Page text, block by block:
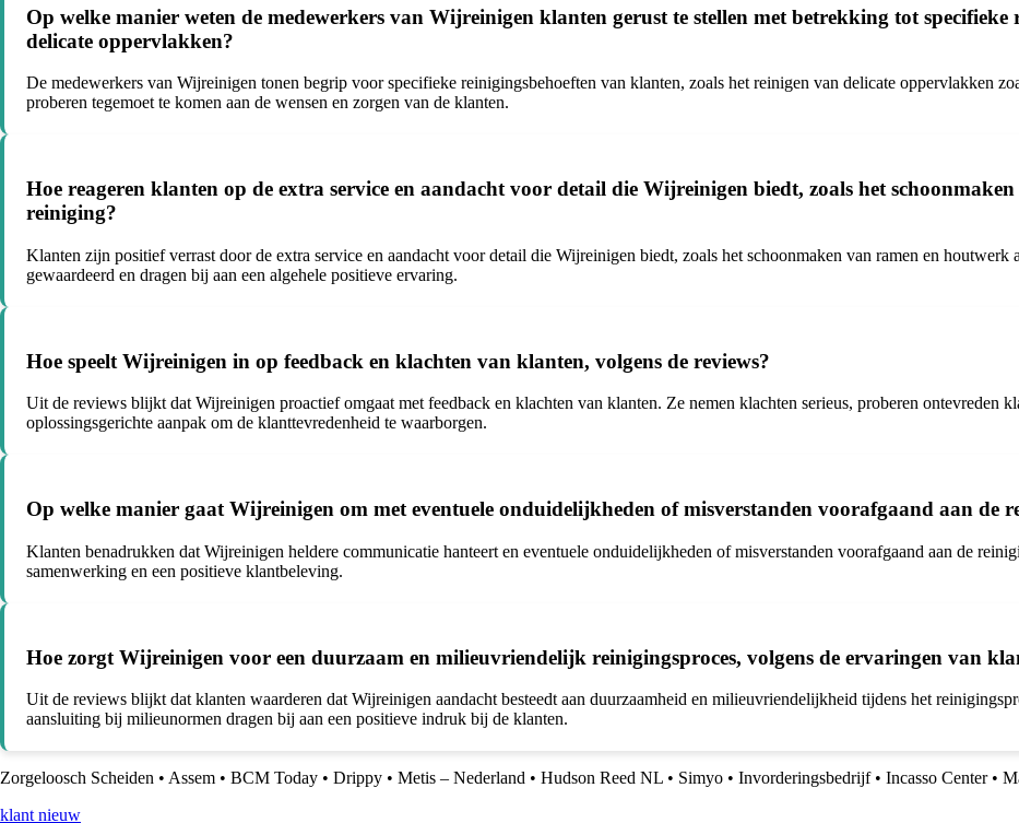
Op welke manier weten de medewerkers van Wijreinigen klanten gerust te stellen met betrekking tot specifieke
delicate oppervlakken?
De medewerkers van Wijreinigen tonen begrip voor specifieke reinigingsbehoeften van klanten, zoals het reinigen van delicate oppervlakken
proberen tegemoet te komen aan de wensen en zorgen van de klanten.
Hoe reageren klanten op de extra service en aandacht voor detail die Wijreinigen biedt, zoals het
reiniging?
Klanten zijn positief verrast door de extra service en aandacht voor detail die Wijreinigen biedt, zoals het schoonmaken van ramen en
gewaardeerd en dragen bij aan een algehele positieve ervaring.
Hoe speelt Wijreinigen in op feedback en klachten van klanten, volgens de reviews?
Uit de reviews blijkt dat Wijreinigen proactief omgaat met feedback en klachten van klanten. Ze nemen klachten serieus, proberen ontevreden
oplossingsgerichte aanpak om de klanttevredenheid te waarborgen.
Op welke manier gaat Wijreinigen om met eventuele onduidelijkheden of misverstanden voorafgaand aan de
Klanten benadrukken dat Wijreinigen heldere communicatie hanteert en eventuele onduidelijkheden of misverstanden voorafgaand aan de
samenwerking en een positieve klantbeleving.
Hoe zorgt Wijreinigen voor een duurzaam en milieuvriendelijk reinigingsproces, volgens de ervaringen van
Uit de reviews blijkt dat klanten waarderen dat Wijreinigen aandacht besteedt aan duurzaamheid en milieuvriendelijkheid tijdens het
aansluiting bij milieunormen dragen bij aan een positieve indruk bij de klanten.
Zorgeloosch Scheiden • Assem • BCM Today • Drippy • Metis – Nederland • Hudson Reed NL • Simyo • Invorderingsbedrijf• Incasso Center•
klant nieuw